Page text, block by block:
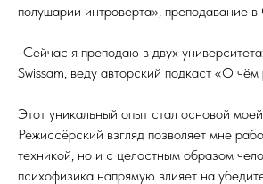
полушарии интроверта», преподавание
-Сейчас я преподаю в двух
Swissam, веду авторский подкаст «О чём
Этот уникальный опыт стал основой
Режиссёрский взгляд позволяет мне
техникой, но и с целостным образом
психофизика напрямую влияет на